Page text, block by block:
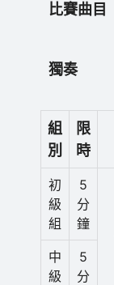
比賽曲目
獨奏
組
別
限
時
初
級
組
5
分
鐘
中
級
5
分